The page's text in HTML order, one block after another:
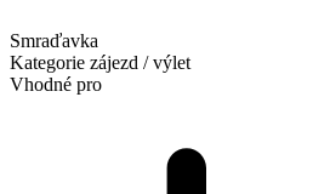
Smraďavka
Kategorie zájezd / výlet
Vhodné pro